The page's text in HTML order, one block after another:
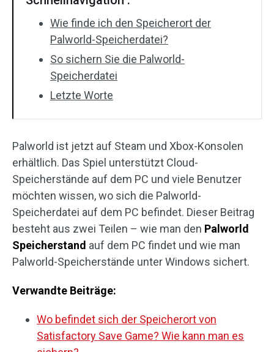
Wie finde ich den Speicherort der
Palworld-Speicherdatei?
So sichern Sie die Palworld-
Speicherdatei
Letzte Worte
Palworld ist jetzt auf Steam und Xbox-Konsolen
erhältlich. Das Spiel unterstützt Cloud-
Speicherstände auf dem PC und viele Benutzer
möchten wissen, wo sich die Palworld-
Speicherdatei auf dem PC befindet. Dieser Beitrag
besteht aus zwei Teilen – wie man den Palworld
Speicherstand auf dem PC findet und wie man
Palworld-Speicherstände unter Windows sichert.
Verwandte Beiträge:
Wo befindet sich der Speicherort von
Satisfactory Save Game? Wie kann man es